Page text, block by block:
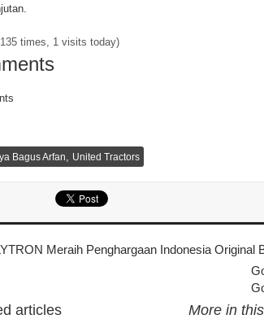
times, 1 visits today)
Bagus Arfan United Tractors
Meraih Penghargaan Indonesia Original
articles More in